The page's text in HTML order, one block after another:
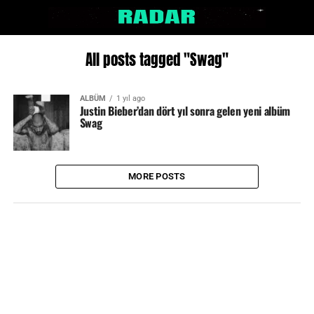
All posts tagged "Swag"
ALBÜM 1 yıl ago
Justin Bieber’dan dört yıl sonra gelen yeni albüm
Swag
MORE POSTS